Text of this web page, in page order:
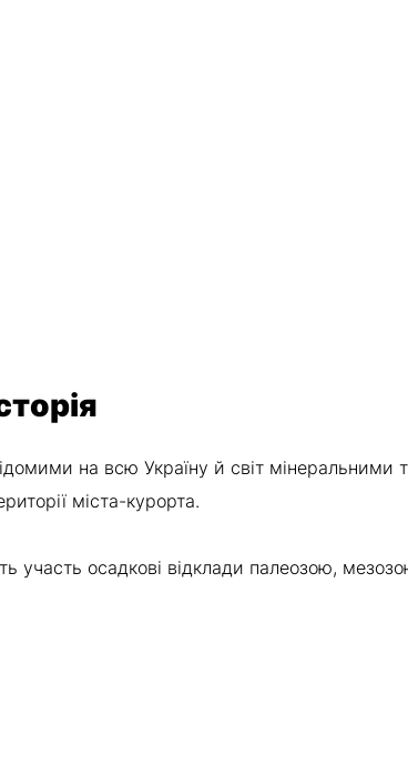
на всю Україну й світ мінеральними
міста-курорта.
участь осадкові відклади палеозою,